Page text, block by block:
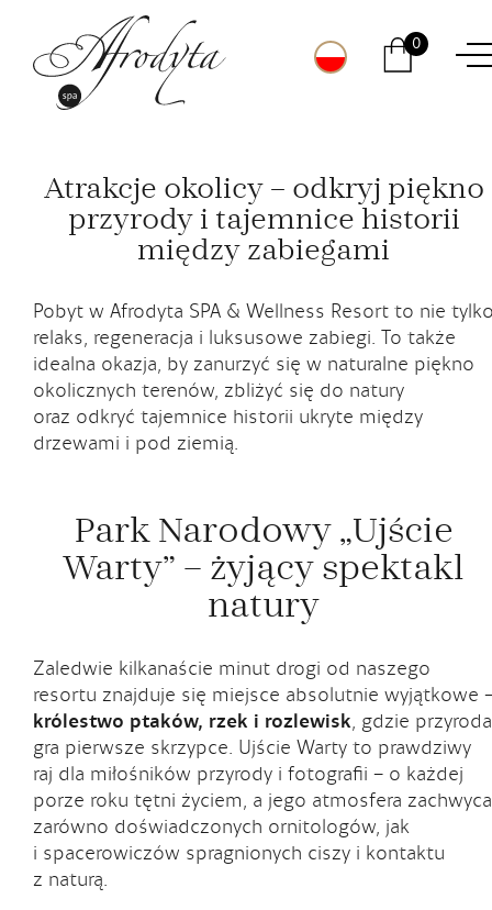
DE
EN
0
Menu restauracyjne
Rezerwacja
Kosmetyki
Spiżarnia Afrodyty
Kosze prezentowe
RODO
KONTAKT
Afrodyta SPA & Wellness Resort
ul. Grunwaldzka 46
RECEPCJA PENSJONATU
tel.
+48 603 603 333
+48 503 179
683
rezerwacje@afrodyta-spa.pl
RECEPCJA SPA
tel. +48 503 179 688
email: spa@afrodyta-spa.pl
NASZE KANAŁY SOCIAL MEDIA
Atrakcje okolicy – odkryj piękno
przyrody i tajemnice historii
między zabiegami
Pobyt w Afrodyta SPA & Wellness Resort to nie
relaks, regeneracja i luksusowe zabiegi. To także
idealna okazja, by zanurzyć się w naturalne piękno
okolicznych terenów, zbliżyć się do natury
oraz odkryć tajemnice historii ukryte między
drzewami i pod ziemią.
Park Narodowy „Ujście
Warty” – żyjący spektakl
natury
Zaledwie kilkanaście minut drogi od naszego
resortu znajduje się miejsce absolutnie wyjątkowe
królestwo ptaków, rzek i rozlewisk, gdzie przyroda
gra pierwsze skrzypce. Ujście Warty to prawdziwy
raj dla miłośników przyrody i fotografii – o każdej
porze roku tętni życiem, a jego atmosfera zachwyca
zarówno doświadczonych ornitologów, jak
i spacerowiczów spragnionych ciszy i kontaktu
z naturą.